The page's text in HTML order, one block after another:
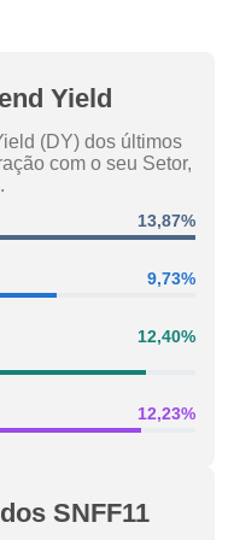
Yield
(DY) dos últimos
com o seu Setor,
13,87%
9,73%
12,40%
12,23%
SNFF11